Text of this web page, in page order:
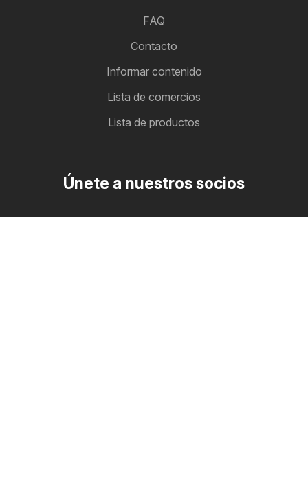
FAQ
Contacto
Informar contenido
Lista de comercios
Lista de productos
Únete a nuestros socios